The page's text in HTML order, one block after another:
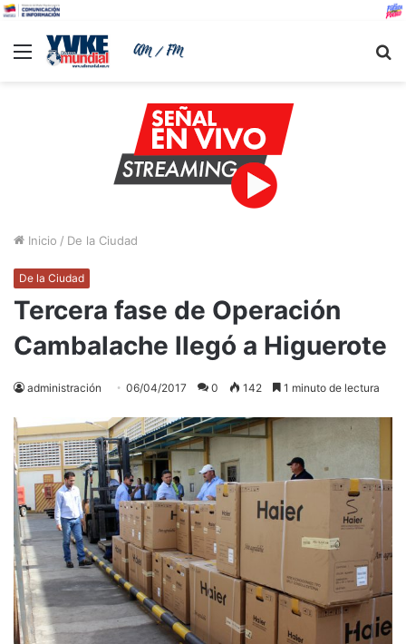
Menu
Inicio / De la Ciudad
De la Ciudad
Tercera fase de Operación
Cambalache llegó a Higuerote
administración 06/04/2017 0 142 1 minuto de lectura